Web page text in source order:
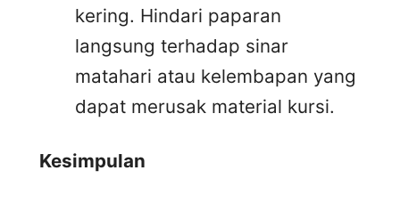
kering. Hindari paparan
langsung terhadap sinar
matahari atau kelembapan yang
dapat merusak material kursi.
Kesimpulan